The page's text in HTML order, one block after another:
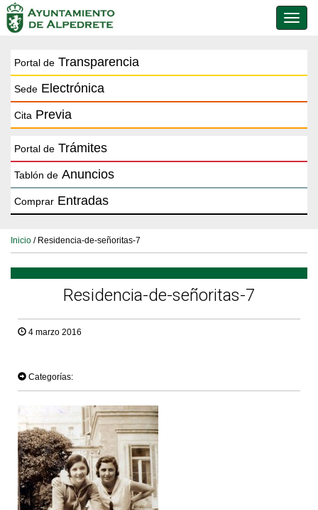
de
Portal de Transparencia
Sede Electrónica
Cita Previa
Portal de Trámites
Tablón de Anuncios
Comprar Entradas
Inicio / Residencia-de-señoritas-7
Residencia-de-señoritas-7
4 marzo 2016
Categorías: